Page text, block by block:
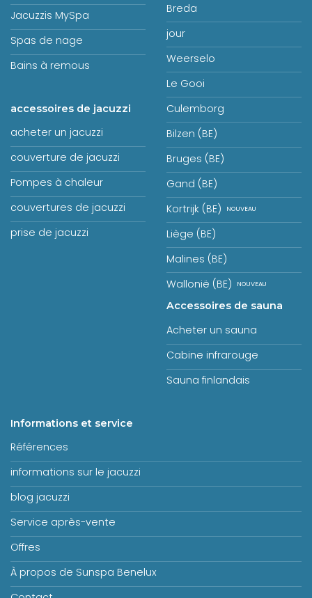
Jacuzzis MySpa
Spas de nage
Bains à remous
accessoires de jacuzzi
acheter un jacuzzi
couverture de jacuzzi
Pompes à chaleur
couvertures de jacuzzi
prise de jacuzzi
Breda
jour
Weerselo
Le Gooi
Culemborg
Bilzen (BE)
Bruges (BE)
Gand (BE)
Kortrijk (BE)
Liège (BE)
Malines (BE)
Wallonië (BE)
Accessoires de sauna
Acheter un sauna
Cabine infrarouge
Sauna finlandais
Informations et service
Références
informations sur le jacuzzi
blog jacuzzi
Service après-vente
Offres
À propos de Sunspa Benelux